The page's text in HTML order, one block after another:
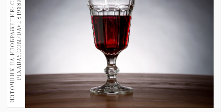
30+
Гурме
Пътувай
237
Здраве 389
И
З
Т
О
Ч
Н
И
К
Н
А
И
З
О
Б
Р
А
Ж
Е
Н
И
Е
:
С
Н
И
М
К
А
:
P
I
X
A
B
A
Y
.
C
O
M
/
D
A
V
E
S
1
9
3
87